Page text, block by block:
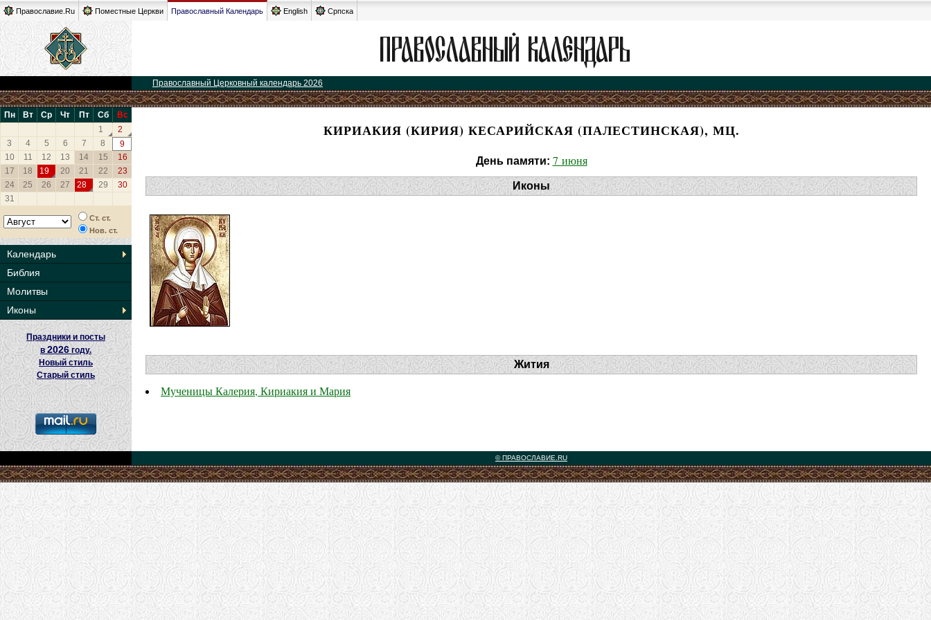
Православие.Ru Поместные Церкви Православный Календарь English Српска
Православный Церковный календарь 2026
Пн Вт Ср Чт Пт Сб
Вс
1
2
3
4 5 6 7 8
9
10
11 12 13 14 15
16
17
18 19 20 21 22
23
24
25 26 27 28 29
30
31
Ст. ст.
Нов. ст.
Календарь
Библия
Молитвы
Иконы
Праздники и посты
в2026 году.
Новый стиль
Старый стиль
КИРИАКИЯ (КИРИЯ) КЕСАРИЙСКАЯ (ПАЛЕСТИНСКАЯ), МЦ.
День памяти: 7 июня
Иконы
Жития
Мученицы Калерия, Кириакия и Мария
© ПРАВОСЛАВИЕ.RU